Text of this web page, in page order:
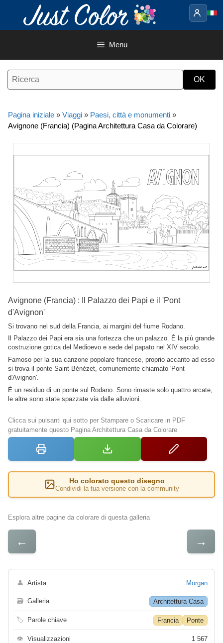
contenuto
Menu
Pagina iniziale » Viaggi » Paesi, città e monumenti »
Avignone (Francia) (Pagina Architettura Casa da Colorare)
Avignone (Francia) : Il Palazzo dei Papi e il 'Pont
d'Avignon'
Si trovano nel sud della Francia, ai margini del fiume Rodano.
Il Palazzo dei Papi era sia una fortezza che un palazzo. È la più grande
costruzione gotica del Medioevo e sede del papato nel XIV secolo.
Famoso per la sua canzone popolare francese, proprio accanto ad esso
si trova il ponte Saint-Bénézet, comunemente chiamato 'Pont
d'Avignon'.
È un residuo di un ponte sul Rodano. Sono rimaste solo quattro arcate,
le altre sono state spazzate via dalle alluvioni.
Clicca sui pulsanti qui sotto per Stampare o Scaricare in PDF
gratuitamente questo Pagina Architettura Casa da Colorare
Ho colorato questo disegno
Condividi la tua versione con la community
Esplora altre pagine da colorare di questa galleria
← →
👤 Artista Morgan
🗃 Galleria Architettura Casa
🏷 Parole chiave Francia Ponte
👁 Visualizzazioni 1 567